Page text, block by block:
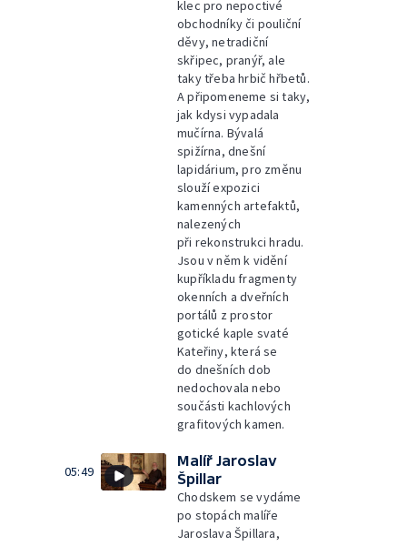
klec pro nepoctivé
obchodníky či pouliční
děvy, netradiční
skřipec, pranýř, ale
taky třeba hrbič hřbetů.
A připomeneme si taky,
jak kdysi vypadala
mučírna. Bývalá
spižírna, dnešní
lapidárium, pro změnu
slouží expozici
kamenných artefaktů,
nalezených
při rekonstrukci hradu.
Jsou v něm k vidění
kupříkladu fragmenty
okenních a dveřních
portálů z prostor
gotické kaple svaté
Kateřiny, která se
do dnešních dob
nedochovala nebo
součásti kachlových
grafitových kamen.
05:49
Malíř Jaroslav
Špillar
Chodskem se vydáme
po stopách malíře
Jaroslava Špillara,